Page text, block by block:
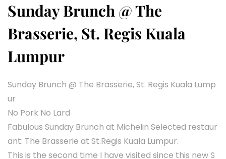
Sunday Brunch @ The
Brasserie, St. Regis Kuala
Lumpur
Sunday Brunch @ The Brasserie, St. Regis Kuala Lump
ur
No Pork No Lard
Fabulous Sunday Brunch at Michelin Selected restaur
ant: The Brasserie at St.Regis Kuala Lumpur.
This is the second time I have visited since this new S